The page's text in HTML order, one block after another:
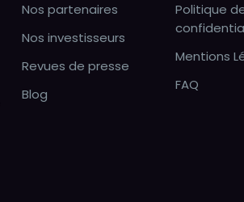
Nos partenaires
Nos investisseurs
Revues de presse
Blog
Politique
Mentions
FAQ